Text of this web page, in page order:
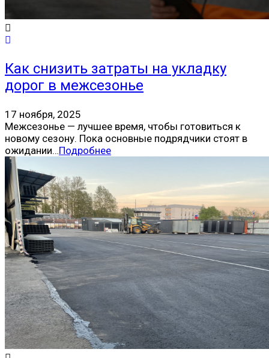
Как снизить затраты на укладку
дорог в межсезонье
17 ноября, 2025
Межсезонье — лучшее время, чтобы готовиться к
новому сезону. Пока основные подрядчики стоят в
ожидании…Подробнее